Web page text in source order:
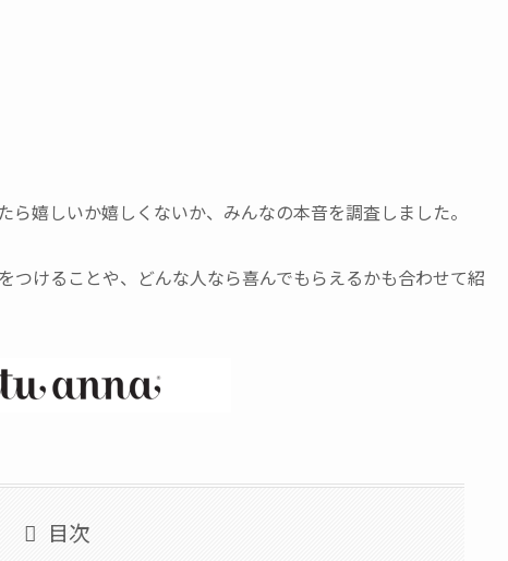
嬉しいか嬉しくないか、みんなの本音を調査しました。
つけることや、どんな人なら喜んでもらえるかも合わせて紹
目次